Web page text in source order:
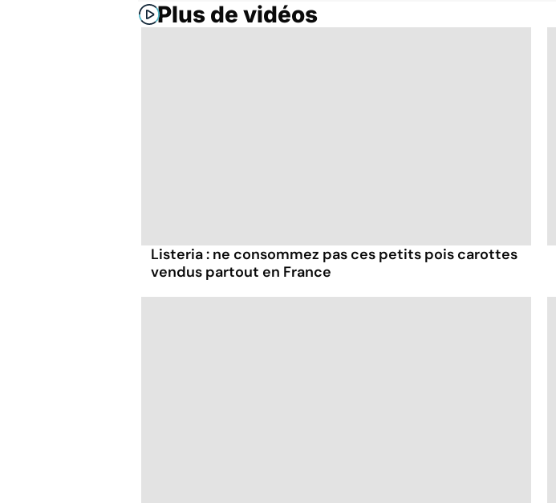
Plus de vidéos
Listeria : ne consommez pas ces petits pois carottes
vendus partout en France